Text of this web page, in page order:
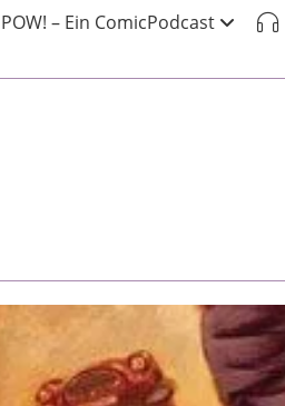
POW! – Ein ComicPodcast